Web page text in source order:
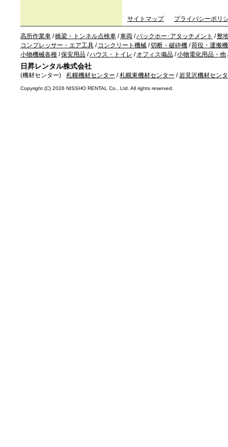
サイトマップ プライバシーポリ
高所作業車 /橋梁・トンネル点検車 /車両 /バックホー･アタッチメント /整
コンプレッサー・エア工具 / コンクリート機械 /切断・破砕機 /荷役・運搬
小物機械各種 /保安用品 /ハウス・トイレ / オフィス備品 /小物電化用品・他
日昇レンタル株式会社
(機材センター) 札幌機材センター /札幌東機材センター /岩見沢機材セン
Copyright (C) 2026 NISSHO RENTAL Co., Ltd. All rights reserved.